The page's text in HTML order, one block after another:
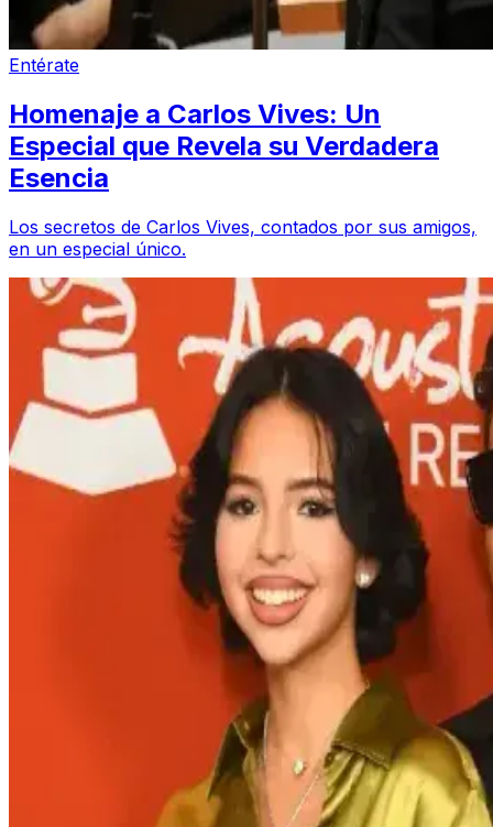
Entérate
Homenaje a Carlos Vives: Un
Especial que Revela su Verdadera
Esencia
Los secretos de Carlos Vives, contados por sus amigos,
en un especial único.